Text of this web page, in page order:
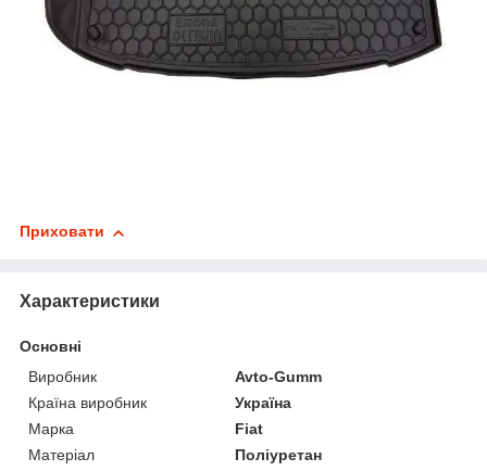
Приховати
Характеристики
Основні
Виробник
Avto-Gumm
Країна виробник
Україна
Марка
Fiat
Матеріал
Поліуретан